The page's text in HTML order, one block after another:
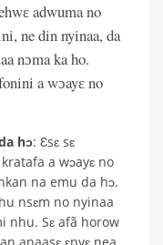
adwuma no
ne din nyinaa, da
nɔma ka ho.
a wɔayɛ no
hɔ: Ɛsɛ sɛ
a wɔayɛ no
na emu da hɔ.
nsɛm no nyinaa
nhu. Sɛ afã horow